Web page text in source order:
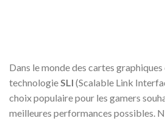
Dans le monde des cartes
technologie SLI (Scalable Link
choix populaire pour les gamers
meilleures performances possibles.